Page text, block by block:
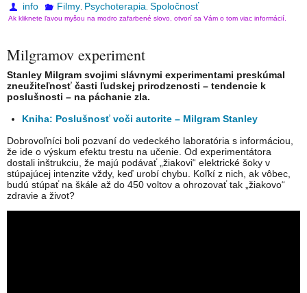
info Filmy, Psychoterapia Spoločnosť
Ak kliknete ľavou myšou na modro zafarbené slovo, otvorí sa Vám o tom viac informácií.
Milgramov experiment
Stanley Milgram svojimi slávnymi experimentami preskúmal
zneužiteľnosť časti ľudskej prirodzenosti – tendencie k
poslušnosti – na páchanie zla.
Kniha: Poslušnosť voči autorite – Milgram Stanley
Dobrovoľníci boli pozvaní do vedeckého laboratória s informáciou,
že ide o výskum efektu trestu na učenie. Od experimentátora
dostali inštrukciu, že majú podávať „žiakovi“ elektrické šoky v
stúpajúcej intenzite vždy, keď urobí chybu. Koľkí z nich, ak vôbec,
budú stúpať na škále až do 450 voltov a ohrozovať tak „žiakovo“
zdravie a život?